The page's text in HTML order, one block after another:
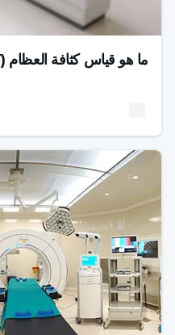
ما هو قياس كثافة العظام (QCT)؟